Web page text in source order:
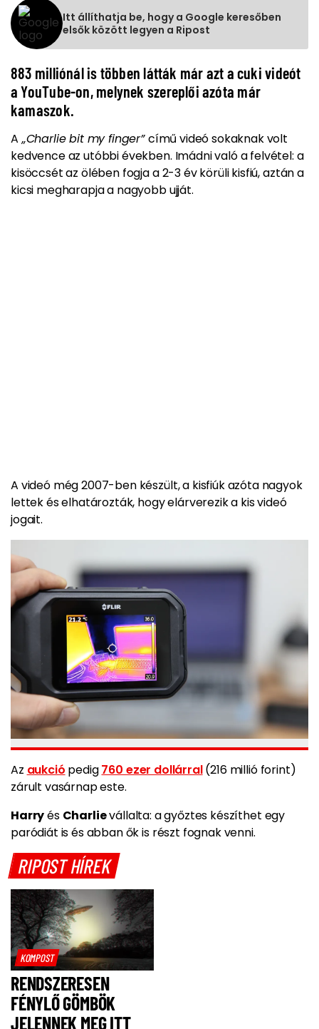
Itt állíthatja be, hogy a Google keresőben
elsők között legyen a Ripost
883 milliónál is többen látták már azt a cuki videót
a YouTube-on, melynek szereplői azóta már
kamaszok.
A „Charlie bit my finger”című videó sokaknak volt
kedvence az utóbbi években. Imádni való a felvétel: a
kisöccsét az ölében fogja a 2-3 év körüli kisfiú, aztán a
kicsi megharapja a nagyobb ujját.
A videó még 2007-ben készült, a kisfiúk azóta nagyok
lettek és elhatározták, hogy elárverezik a kis videó
jogait.
Az aukció pedig760 ezer dollárral(216 millió forint)
zárult vasárnap este.
Harryés Charlievállalta: a győztes készíthet egy
paródiát is és abban ők is részt fognak venni.
RIPOST HÍREK
KOMPOST
RENDSZERESEN
FÉNYLŐ GÖMBÖK
JELENNEK MEG ITT